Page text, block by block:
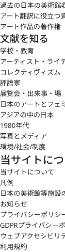
過去の日本の美術館
アート翻訳に役立つ
アート作品の著作権
文献を知る
学校・教育
アーティスト・ライ
コレクティヴィズム
評論家
展覧会・出来事・場
日本のアートとフェ
アジアの中の日本
1980年代
写真とメディア
環境/社会/制度
当サイトに
当サイトについて
凡例
日本の美術館等施設
お知らせ
プライバシーポリシ
GDPRプライバシー
ウェブアクセシビリ
利用規約